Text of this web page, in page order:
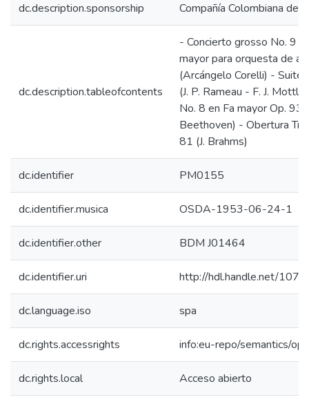
dc.description.sponsorship Compañía Colombiana de
dc.description.tableofcontents
- Concierto grosso No. 9
mayor para orquesta de
(Arcángelo Corelli) - Suite
(J. P. Rameau - F. J. Mottl)
No. 8 en Fa mayor Op. 93
Beethoven) - Obertura
81 (J. Brahms)
dc.identifier PM0155
dc.identifier.musica OSDA-1953-06-24-1
dc.identifier.other BDM J01464
dc.identifier.uri http://hdl.handle.net/
dc.language.iso spa
dc.rights.accessrights info:eu-repo/semantics/
dc.rights.local Acceso abierto